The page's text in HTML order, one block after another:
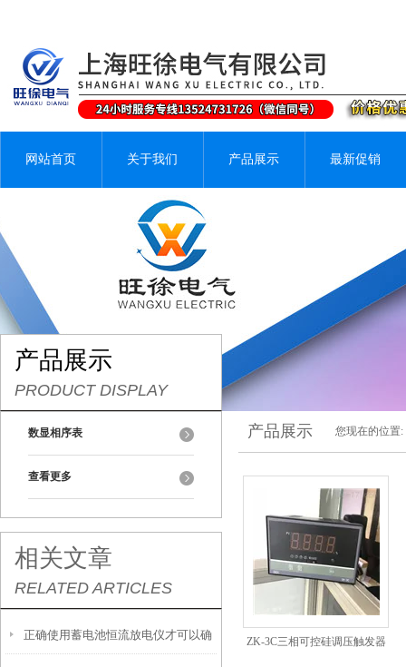
网站首页 关于我们 产品展示 最新促销
产品展示
PRODUCT DISPLAY
数显相序表
查看更多
相关文章
RELATED ARTICLES
正确使用蓄电池恒流放电仪才可以确
产品展示 您现在的位置:
ZK-3C三相可控硅调压触发器